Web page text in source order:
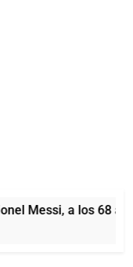
Messi, a los 68